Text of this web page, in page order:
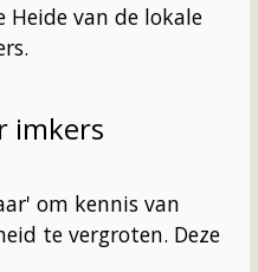
Heide van de lokale
imkers
om kennis van
te vergroten. Deze